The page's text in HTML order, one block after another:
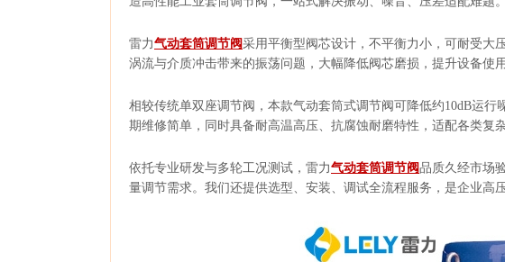
雷力气动套筒调节阀采用平衡型阀芯设计，不平衡力小，可耐受大
涡流与介质冲击带来的振荡问题，大幅降低阀芯磨损，提升设备使
相较传统单双座调节阀，本款气动套筒式调节阀可降低约10dB运
期维修简单，同时具备耐高温高压、抗腐蚀耐磨特性，适配各类复
依托专业研发与多轮工况测试，雷力气动套筒调节阀品质久经市场
量调节需求。我们还提供选型、安装、调试全流程服务，是企业高